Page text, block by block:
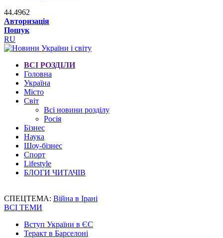
44.4962
Авторизація
Пошук
RU
ВСІ РОЗДІЛИ
Головна
Україна
Місто
Світ
Всі новини розділу
Росія
Бізнес
Наука
Шоу-бізнес
Спорт
Lifestyle
БЛОГИ ЧИТАЧІВ
СПЕЦТЕМА: Війна в Ірані
ВСІ ТЕМИ
Вступ України в ЄС
Теракт в Барселоні